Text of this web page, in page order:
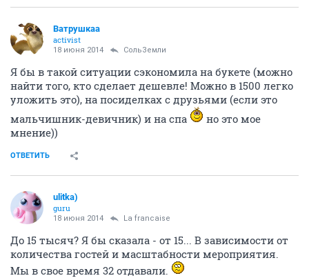
Ватрушкаа
activist
18 июня 2014 СольЗемли
Я бы в такой ситуации сэкономила на букете (можно
найти того, кто сделает дешевле! Можно в 1500 легко
уложить это), на посиделках с друзьями (если это
мальчишник-девичник) и на спа
но это мое
мнение))
ОТВЕТИТЬ
ulitka)
guru
18 июня 2014 La francaise
До 15 тысяч? Я бы сказала - от 15... В зависимости от
количества гостей и масштабности мероприятия.
Мы в свое время 32 отдавали.